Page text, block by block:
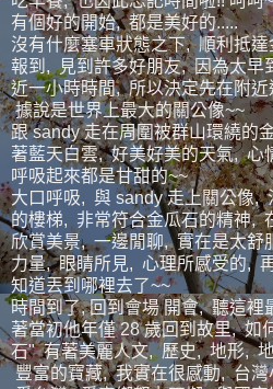
有個好的開始, 都是美好的.....
沒有什麼塞車狀態之下, 順利抵
報到, 見到許多好朋友, 因為太早
近一小時時間, 所以決定先在附
據說是世界上最大的關公像~~
跟 sandy 走在周圍被群山環繞的
著藍天白雲, 好美好美的天氣,
呼吸起來都是甘甜的~~
大口呼吸, 與 sandy 走上關公像,
的樓梯, 非常符合金瓜石的精神,
欣賞美景, 一邊閒聊, 實在是太舒
力量, 眼睛所見, 心理所感受的,
知道丟到哪裡去了~~
時間到了, 回到會場 開會, 聽這裡
著當初他年僅 28 歲回到故里, 如
石" 有著美麗人文, 歷史, 地形,
豐富的寶藏, 我實在很感動, 台